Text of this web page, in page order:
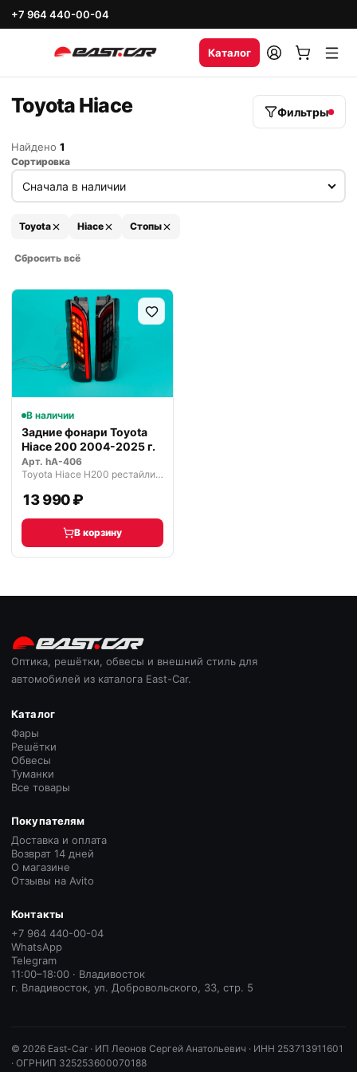
+7 964 440-00-04
Каталог
Toyota Hiace Фильтры
Найдено 1
Сортировка
Toyota Hiace Стопы
Сбросить всё
В наличии
Задние фонари Toyota
Hiace 200 2004-2025 г.
Арт. hA-406
Toyota Hiace H200 рестайлинг (2010—2025)
13 990 ₽
В корзину
Оптика, решётки, обвесы и внешний стиль для
автомобилей из каталога East-Car.
Каталог
Фары
Решётки
Обвесы
Туманки
Все товары
Покупателям
Доставка и оплата
Возврат 14 дней
О магазине
Отзывы на Avito
Контакты
+7 964 440-00-04
WhatsApp
Telegram
11:00–18:00 · Владивосток
г. Владивосток, ул. Добровольского, 33, стр. 5
© 2026 East-Car · ИП Леонов Сергей Анатольевич · ИНН 253713911601
· ОГРНИП 325253600070188